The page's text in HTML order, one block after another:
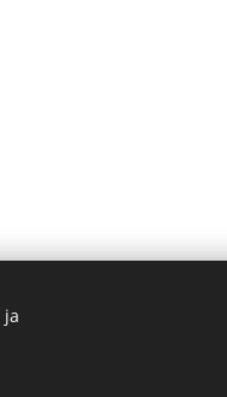
pidätetään. Toteutus:
ja